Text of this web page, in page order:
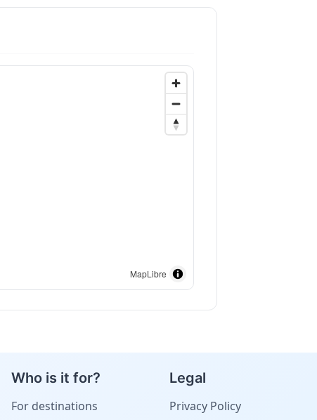
MapLibre
Who is it for?
For destinations
Legal
Privacy Policy